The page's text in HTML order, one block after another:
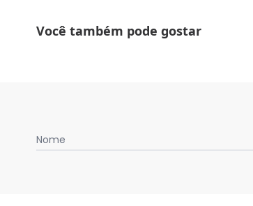
Você também pode gostar
Nome